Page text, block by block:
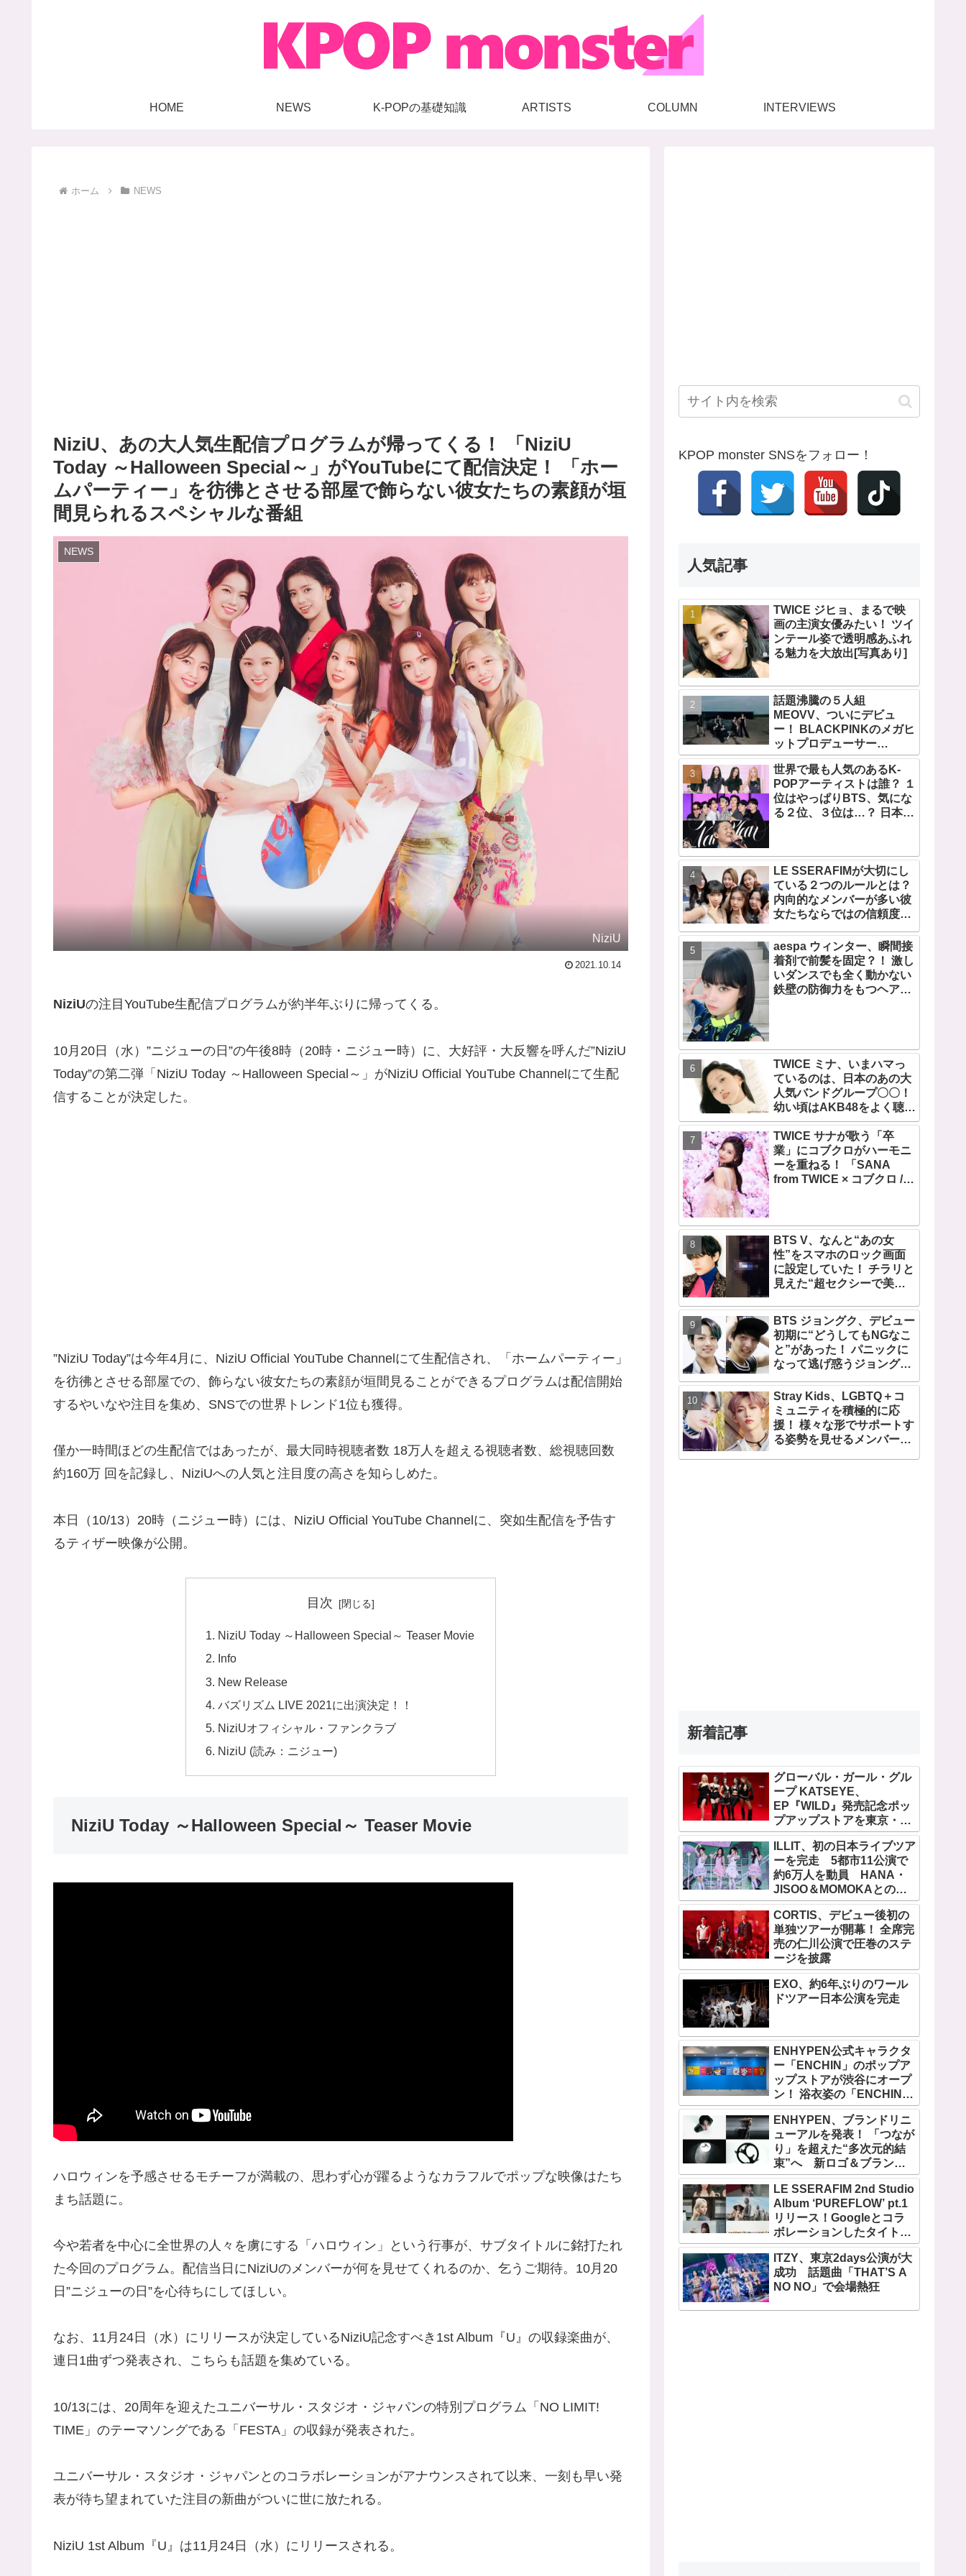
HOME NEWS K-POPの基礎知識 ARTISTS COLUMN INTERVIEWS
ホーム NEWS
NiziU、あの大人気生配信プログラムが帰ってくる！ 「NiziU
Today ～Halloween Special～」がYouTubeにて配信決定！ 「ホー
ムパーティー」を彷彿とさせる部屋で飾らない彼女たちの素顔が垣
間見られるスペシャルな番組
NEWS
NiziU
2021.10.14
NiziUの注目YouTube生配信プログラムが約半年ぶりに帰ってくる。
10月20日（水）”ニジューの日”の午後8時（20時・ニジュー時）に、大好評・大反響を呼んだ”NiziU
Today”の第二弾「NiziU Today ～Halloween Special～」がNiziU Official YouTube Channelにて生配
信することが決定した。
”NiziU Today”は今年4月に、NiziU Official YouTube Channelにて生配信され、「ホームパーティー」
を彷彿とさせる部屋での、飾らない彼女たちの素顔が垣間見ることができるプログラムは配信開始
するやいなや注目を集め、SNSでの世界トレンド1位も獲得。
僅か一時間ほどの生配信ではあったが、最大同時視聴者数 18万人を超える視聴者数、総視聴回数
約160万 回を記録し、NiziUへの人気と注目度の高さを知らしめた。
本日（10/13）20時（ニジュー時）には、NiziU Official YouTube Channelに、突如生配信を予告す
るティザー映像が公開。
目次
NiziU Today ～Halloween Special～ Teaser Movie
Info
New Release
バズリズム LIVE 2021に出演決定！！
NiziUオフィシャル・ファンクラブ
NiziU (読み：ニジュー)
NiziU Today ～Halloween Special～ Teaser Movie
ハロウィンを予感させるモチーフが満載の、思わず心が躍るようなカラフルでポップな映像はたち
まち話題に。
今や若者を中心に全世界の人々を虜にする「ハロウィン」という行事が、サブタイトルに銘打たれ
た今回のプログラム。配信当日にNiziUのメンバーが何を見せてくれるのか、乞うご期待。10月20
日”ニジューの日”を心待ちにしてほしい。
なお、11月24日（水）にリリースが決定しているNiziU記念すべき1st Album『U』の収録楽曲が、
連日1曲ずつ発表され、こちらも話題を集めている。
10/13には、20周年を迎えたユニバーサル・スタジオ・ジャパンの特別プログラム「NO LIMIT!
TIME」のテーマソングである「FESTA」の収録が発表された。
ユニバーサル・スタジオ・ジャパンとのコラボレーションがアナウンスされて以来、一刻も早い発
表が待ち望まれていた注目の新曲がついに世に放たれる。
NiziU 1st Album『U』は11月24日（水）にリリースされる。
KPOP monster SNSをフォロー！
人気記事
TWICE ジヒョ、まるで映
画の主演女優みたい！ ツイ
ンテール姿で透明感あふれ
る魅力を大放出[写真あり]
話題沸騰の５人組
MEOVV、ついにデビュ
ー！ BLACKPINKのメガヒ
ットプロデューサー
TEDDYが手掛ける、
THEBLACKLABEL初のガ
ールズグループ！ デビュー
シングル「MEOW」をリリ
ース
世界で最も人気のあるK-
POPアーティストは誰？ １
位はやっぱりBTS、気にな
る２位、３位は…？ 日本の
の個性あふれるデータに注
目殺到
LE SSERAFIMが大切にし
ている２つのルールとは？
内向的なメンバーが多い彼
女たちならではの信頼度を
aespa ウィンター、瞬間接
着剤で前髪を固定？！ 激し
いダンスでも全く動かない
鉄壁の防御力をもつヘアス
TWICE ミナ、いまハマっ
ているのは、日本のあの大
人気バンドグループ〇〇！
幼い頃はAKB48をよく聴い
て踊っていた！ ミナの音楽
の趣味が明らかに
TWICE サナが歌う「卒
業」にコブクロがハーモニ
ーを重ねる！ 「SANA
from TWICE × コブクロ /
BTS V、なんと“あの女
性”をスマホのロック画面
に設定していた！ チラリと
見えた“超セクシーで美し
愕… 毎日見るその場所にV
が選んだ女性の正体がまさ
にピッタリだと納得＆感動
BTS ジョングク、デビュー
初期に“どうしてもNGなこ
と”があった！ パニックに
なって逃げ惑うジョングク
のジョングクと比べたあど
けない姿が愛らしすぎると
ファンメロメロ
Stray Kids、LGBTQ＋コ
ミュニティを積極的に応
援！ 様々な形でサポートす
る姿勢を見せるメンバーに
新着記事
グローバル・ガール・グル
ープ KATSEYE、
EP『WILD』発売記念ポッ
プアップストアを東京・原
宿で開催 限定グッズも登
場ILLIT、初の日本ライブツア
ーを完走 5都市11公演で
約6万人を動員 HANA・
JISOO＆MOMOKAとのス
ペシャルコラボも実現
CORTIS、デビュー後初の
単独ツアーが開幕！ 全席完
売の仁川公演で圧巻のステ
ージを披露
EXO、約6年ぶりのワール
ドツアー日本公演を完走
ENHYPEN公式キャラクタ
ー「ENCHIN」のポップア
ップストアが渋谷にオープ
ン！ 浴衣姿の「ENCHIN」
が登場
ENHYPEN、ブランドリニ
ューアルを発表！ 「つなが
り」を超えた“多次元的結
束”へ 新ロゴ＆ブランド
フィルム公開
LE SSERAFIM 2nd Studio
Album ‘PUREFLOW’ pt.1
リリース！Googleとコラ
ボレーションしたタイトル
曲「BOOMPALA」MVも公
開
ITZY、東京2days公演が大
成功 話題曲「THAT’S A
NO NO」で会場熱狂